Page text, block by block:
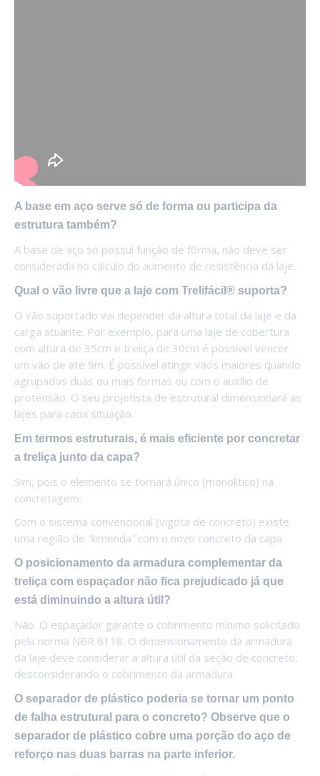
A base em aço serve só de forma ou participa da
estrutura também?
A base de aço só possui função de fôrma, não deve ser
considerada no cálculo do aumento de resistência da laje.
Qual o vão livre que a laje com Trelifácil® suporta?
O vão suportado vai depender da altura total da laje e da
carga atuante. Por exemplo, para uma laje de cobertura
com altura de 35cm e treliça de 30cm é possível vencer
um vão de até 9m. É possível atingir vãos maiores quando
agrupados duas ou mais formas ou com o auxílio de
protensão. O seu projetista de estrutural dimensionará as
lajes para cada situação.
Em termos estruturais, é mais eficiente por concretar
a treliça junto da capa?
Sim, pois o elemento se tornará único (monolítico) na
concretagem.
Com o sistema convencional (vigota de concreto) existe
uma região de “emenda”com o novo concreto da capa.
O posicionamento da armadura complementar da
treliça com espaçador não fica prejudicado já que
está diminuindo a altura útil?
Não. O espaçador garante o cobrimento mínimo solicitado
pela norma NBR 6118. O dimensionamento da armadura
da laje deve considerar a altura útil da seção de concreto,
desconsiderando o cobrimento da armadura.
O separador de plástico poderia se tornar um ponto
de falha estrutural para o concreto? Observe que o
separador de plástico cobre uma porção do aço de
reforço nas duas barras na parte inferior.